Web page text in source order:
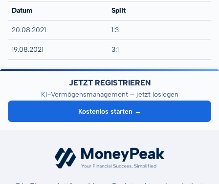
Datum Split
20.08.2021 1:3
19.08.2021 3:1
JETZT REGISTRIEREN
KI-Vermögensmanagement – jetzt loslegen
Kostenlos starten →